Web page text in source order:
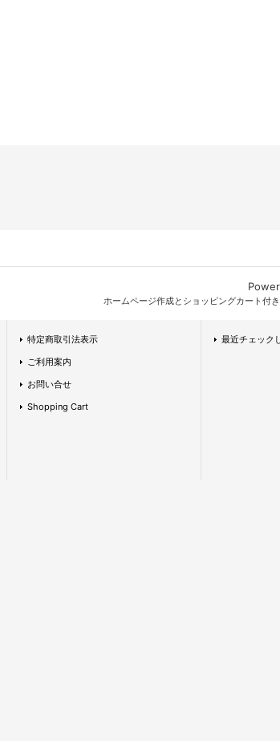
ホームページ作成とショッピングカート付
特定商取引法表示
ご利用案内
お問い合せ
Shopping Cart
最近チェック